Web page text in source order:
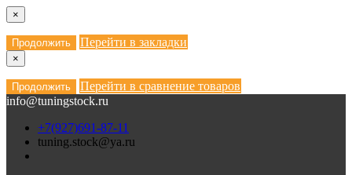
×
Продолжить Перейти в закладки
×
Продолжить
Перейти в сравнение товаров
info@tuningstock.ru
+7(927)691-87-11
tuning.stock@ya.ru